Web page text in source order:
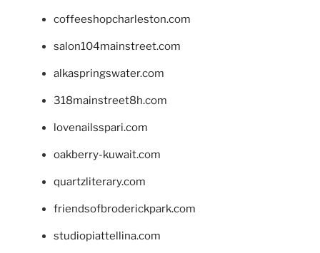
coffeeshopcharleston.com
salon104mainstreet.com
alkaspringswater.com
318mainstreet8h.com
lovenailsspari.com
oakberry-kuwait.com
quartzliterary.com
friendsofbroderickpark.com
studiopiattellina.com